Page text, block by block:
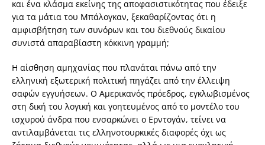
και ένα κλάσμα εκείνης της αποφασιστικότητας που έδειξε
για τα μάτια του Μπάλογκαν, ξεκαθαρίζοντας ότι η
αμφισβήτηση των συνόρων και του διεθνούς δικαίου
συνιστά απαραβίαστη κόκκινη γραμμή;
Η αίσθηση αμηχανίας που πλανάται πάνω από την
ελληνική εξωτερική πολιτική πηγάζει από την έλλειψη
σαφών εγγυήσεων. Ο Αμερικανός πρόεδρος, εγκλωβισμένος
στη δική του λογική και γοητευμένος από το μοντέλο του
ισχυρού άνδρα που ενσαρκώνει ο Ερντογάν, τείνει να
αντιλαμβάνεται τις ελληνοτουρκικές διαφορές όχι ως